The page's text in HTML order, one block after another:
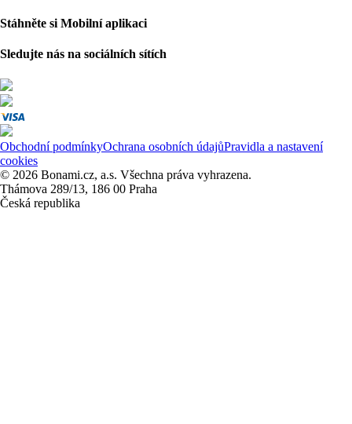
Stáhněte si Mobilní aplikaci
Sledujte nás na sociálních sítích
Obchodní podmínkyOchrana osobních údajůPravidla a nastavení
cookies
© 2026 Bonami.cz, a.s. Všechna práva vyhrazena.
Thámova 289/13, 186 00 Praha
Česká republika